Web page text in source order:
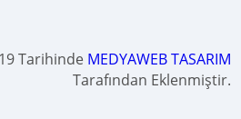
Tarihinde MEDYAWEB TASARIM
Tarafından Eklenmiştir.